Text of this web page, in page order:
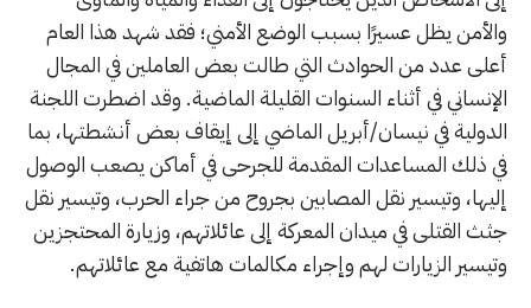
والأمن يظل عسيرًا بسبب الوضع الأمني؛ فقد شهد هذا العام
أعلى عدد من الحوادث التي طالت بعض العاملين في المجال
الإنساني في أثناء السنوات القليلة الماضية. وقد اضطرت اللجنة
الدولية في نيسان/أبريل الماضي إلى إيقاف بعض أنشطتها، بما
في ذلك المساعدات المقدمة للجرحى في أماكن يصعب الوصول
إليها، وتيسير نقل المصابين بجروح من جراء الحرب، وتيسير نقل
جثث القتلى في ميدان المعركة إلى عائلاتهم، وزيارة المحتجزين
وتيسير الزيارات لهم وإجراء مكالمات هاتفية مع عائلاتهم.